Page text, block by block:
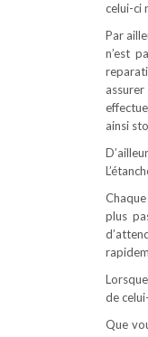
celui-ci
Par
n’est
ainsi
Chaque
plus
de
Que